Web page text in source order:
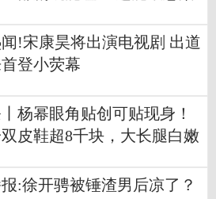
!宋康昊将出演电视剧 出道
登小荧幕
杨幂眼角贴创可贴现身！
皮鞋超8千块，大长腿白嫩
:徐开骋被锤渣男后凉了？